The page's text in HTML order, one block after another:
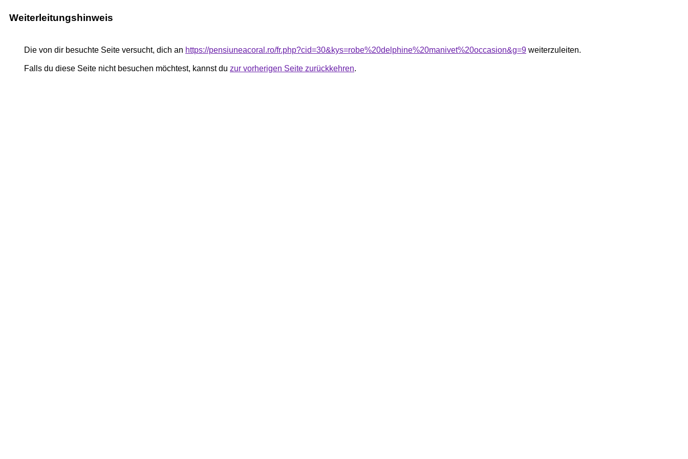
Weiterleitungshinweis
Die von dir besuchte Seite versucht, dich an https://pensiuneacoral.ro/fr.php?cid=30&kys=robe%20delphine%20manivet%20occasion&g=9 weiterzuleiten.
Falls du diese Seite nicht besuchen möchtest, kannst du zur vorherigen Seite zurückkehren.